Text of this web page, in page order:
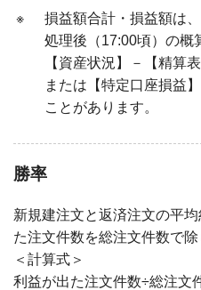
※
損益額合計・損益額は
処理後（17:00頃）の概
【資産状況】－【精算
または【特定口座損益
ことがあります。
勝率
新規建注文と返済注文の平
た注文件数を総注文件数で除
＜計算式＞
利益が出た注文件数÷総注文